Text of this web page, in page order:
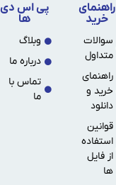
راهنمای
خرید
سوالات
متداول
راهنمای
خرید و
دانلود
قوانین
استفاده
از فایل
ها
پی اس دی
ها
وبلاگ
درباره ما
تماس با
ما